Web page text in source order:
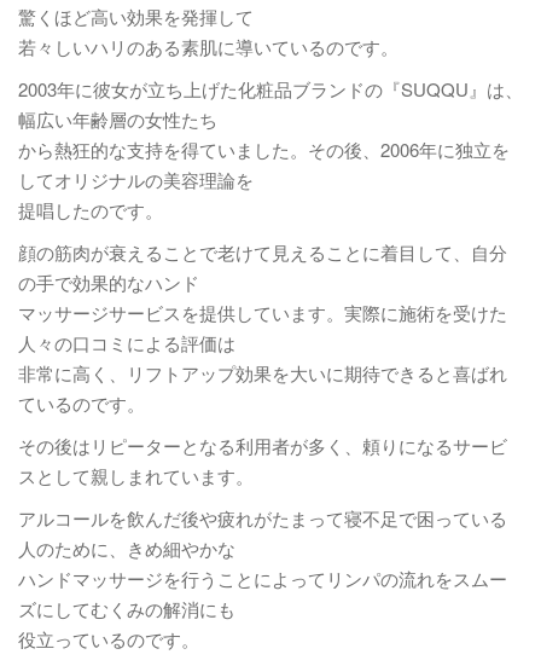
驚くほど高い効果を発揮して
若々しいハリのある素肌に導いているのです。
2003年に彼女が立ち上げた化粧品ブランドの『SUQQU』は、
幅広い年齢層の女性たち
から熱狂的な支持を得ていました。その後、2006年に独立を
してオリジナルの美容理論を
提唱したのです。
顔の筋肉が衰えることで老けて見えることに着目して、自分
の手で効果的なハンド
マッサージサービスを提供しています。実際に施術を受けた
人々の口コミによる評価は
非常に高く、リフトアップ効果を大いに期待できると喜ばれ
ているのです。
その後はリピーターとなる利用者が多く、頼りになるサービ
スとして親しまれています。
アルコールを飲んだ後や疲れがたまって寝不足で困っている
人のために、きめ細やかな
ハンドマッサージを行うことによってリンパの流れをスムー
ズにしてむくみの解消にも
役立っているのです。